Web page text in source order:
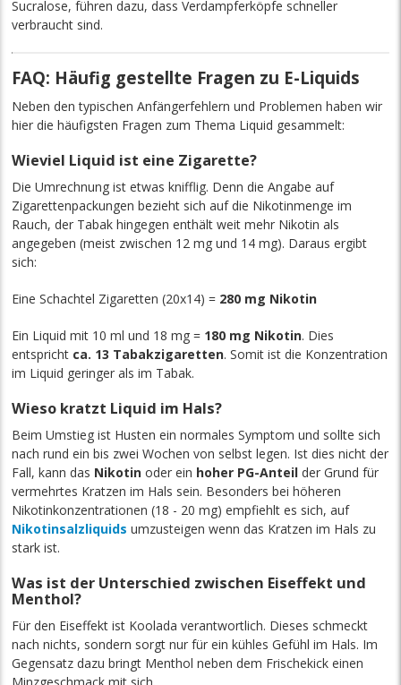
Sucralose, führen dazu, dass Verdampferköpfe schneller
verbraucht sind.
FAQ: Häufig gestellte Fragen zu E-Liquids
Neben den typischen Anfängerfehlern und Problemen haben wir
hier die häufigsten Fragen zum Thema Liquid gesammelt:
Wieviel Liquid ist eine Zigarette?
Die Umrechnung ist etwas knifflig. Denn die Angabe auf
Zigarettenpackungen bezieht sich auf die Nikotinmenge im
Rauch, der Tabak hingegen enthält weit mehr Nikotin als
angegeben (meist zwischen 12 mg und 14 mg). Daraus ergibt
sich:
Eine Schachtel Zigaretten (20x14) = 280 mg Nikotin
Ein Liquid mit 10 ml und 18 mg = 180 mg Nikotin. Dies
entspricht ca. 13 Tabakzigaretten. Somit ist die Konzentration
im Liquid geringer als im Tabak.
Wieso kratzt Liquid im Hals?
Beim Umstieg ist Husten ein normales Symptom und sollte sich
nach rund ein bis zwei Wochen von selbst legen. Ist dies nicht der
Fall, kann das Nikotin oder ein hoher PG-Anteil der Grund für
vermehrtes Kratzen im Hals sein. Besonders bei höheren
Nikotinkonzentrationen (18 - 20 mg) empfiehlt es sich, auf
Nikotinsalzliquids umzusteigen wenn das Kratzen im Hals zu
stark ist.
Was ist der Unterschied zwischen Eiseffekt und
Menthol?
Für den Eiseffekt ist Koolada verantwortlich. Dieses schmeckt
nach nichts, sondern sorgt nur für ein kühles Gefühl im Hals. Im
Gegensatz dazu bringt Menthol neben dem Frischekick einen
Minzgeschmack mit sich.